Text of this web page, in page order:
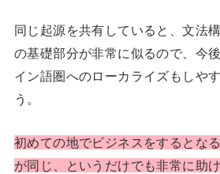
同じ起源を共有していると、文法
の基礎部分が非常に似るので、今
イン語圏へのローカライズもしや
う。
初めての地でビジネスをするとな
が同じ、というだけでも非常に助